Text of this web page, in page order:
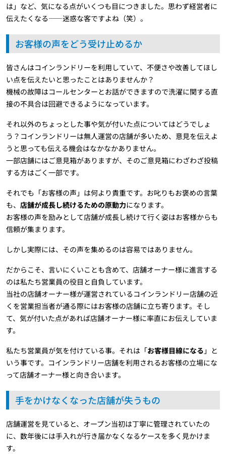
は」など、気になる点がいくつも目につきました。思わず経営者に
伝えたくなる――迷惑な客ですよね（笑）。
お客様の声をどう受け止めるか
皆さんはコインランドリーを利用していて、不便さや改善してほし
い点を伝えたいと思ったことはありませんか？
機械の故障はコールセンターとお話ができますので洗濯に関する直
接の不具合は回避できるようになっています。
それ以外のちょっとした事や気が付いた点についてはどうでしょ
う？コインランドリーは無人運営の店舗が多いため、意見を伝えよ
うと思っても伝える機会はなかなかありません。
一部店舗にはご意見箱がありますが、そのご意見箱にわざわざ投稿
する方はごく一部です。
それでも「お客様の声」は何より貴重です。お叱りもお褒めの言葉
も、 店舗が成長し続けるための原動力になります。
お客様の声を励みとして店舗が成長し続けて行く姿はお客様からも
信頼が集まります。
しかし実際には、その声を集めるのは容易ではありません。
だからこそ、言いにくいことも含めて、店舗オーナー様に進言する
のは私たち営業員の役目と自負しています。
当社の店舗オーナー様が運営されているコインランドリー店舗の近
くを営業担当者が通る際にはお客様の店舗に立ち寄ります。そし
て、気が付いた点があれば店舗オーナー様に率直にお伝えしていま
す。
私たち営業員が気を付けている事。それは「お客様目線になる 」と
いう事です。コインランドリー店舗を利用されるお客様の立場にな
って店舗オーナー様と向き合います。
手をかけなくなった店舗が失うもの
店舗運営を見ていると、オープン当初は丁寧に管理されていたの
に、数年後には手入れが行き届かなくなるケースを多く見かけま
す。